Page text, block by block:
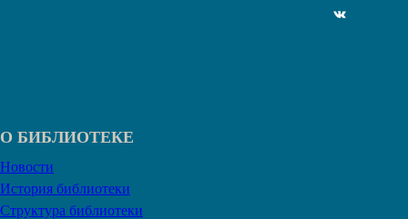
ВКонтакте
О БИБЛИОТЕКЕ
Новости
История библиотеки
Структура библиотеки